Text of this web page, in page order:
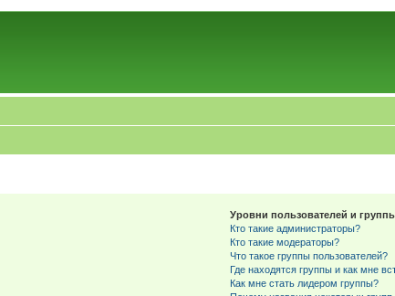
Уровни пользователей и
Кто такие администраторы?
Кто такие модераторы?
Что такое группы пользователей?
Где находятся группы и как мне
Как мне стать лидером группы?